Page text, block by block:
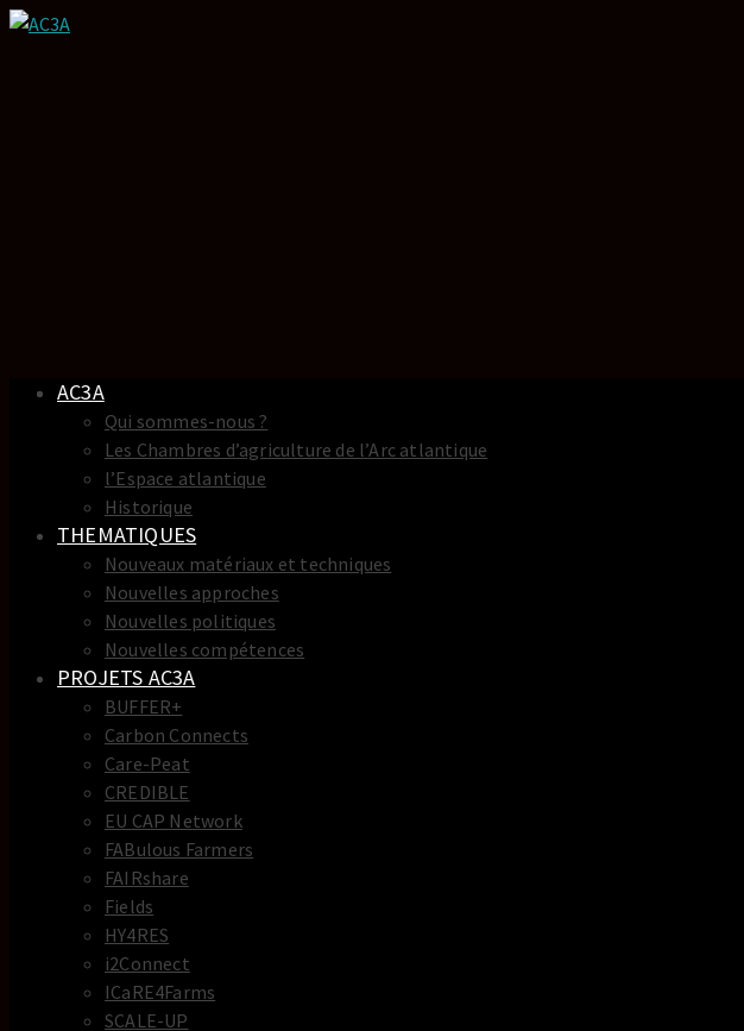
AC3A
Qui sommes-nous ?
Les Chambres d’agriculture de l’Arc atlantique
l’Espace atlantique
Historique
THEMATIQUES
Nouveaux matériaux et techniques
Nouvelles approches
Nouvelles politiques
Nouvelles compétences
PROJETS AC3A
BUFFER+
Carbon Connects
Care-Peat
CREDIBLE
EU CAP Network
FABulous Farmers
FAIRshare
Fields
HY4RES
i2Connect
ICaRE4Farms
SCALE-UP